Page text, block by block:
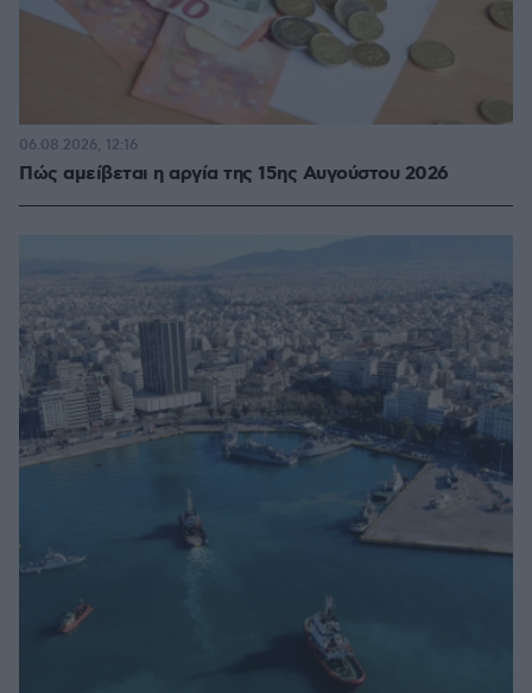
Πώς αμείβεται η αργία της 15ης Αυγούστου 2026
06.08.2026, 12:16